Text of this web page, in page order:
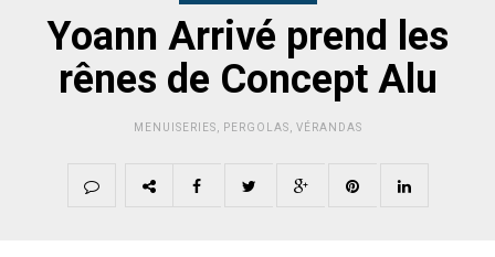
Yoann Arrivé prend les
rênes de Concept Alu
MENUISERIES PERGOLAS VÉRANDAS